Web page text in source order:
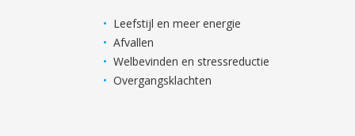
Leefstijl en meer energie
Afvallen
Welbevinden en stressreductie
Overgangsklachten